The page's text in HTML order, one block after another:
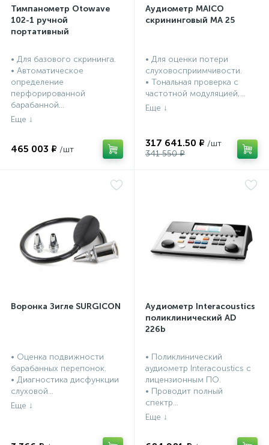
Тимпанометр Otowave
102-1 ручной
портативный
• Для базового скрининга.
• Автоматическое
определение
перфорированной
барабанной...
465 003 ₽
Аудиометр MAICO
скрининговый МА 25
• Для оценки потери
слуховосприимчивости.
• Тональная проверка с
частотной модуляцией,...
317 641.50 ₽
341 550 ₽
Воронка Зигле SURGICON
• Оценка подвижности
барабанных перепонок.
• Диагностика дисфункции
слуховой...
Аудиометр Interacoustics
поликлинический AD
226b
• Поликлинический
аудиометр Interacoustics с
лицензионным ПО.
• Проводит полный
спектр...